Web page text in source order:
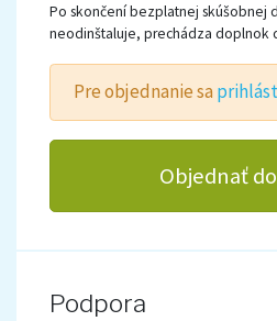
Po skončení bezplatnej skúšobnej
neodinštaluje, prechádza doplnok
Pre objednanie sa
Objednať
Podpora